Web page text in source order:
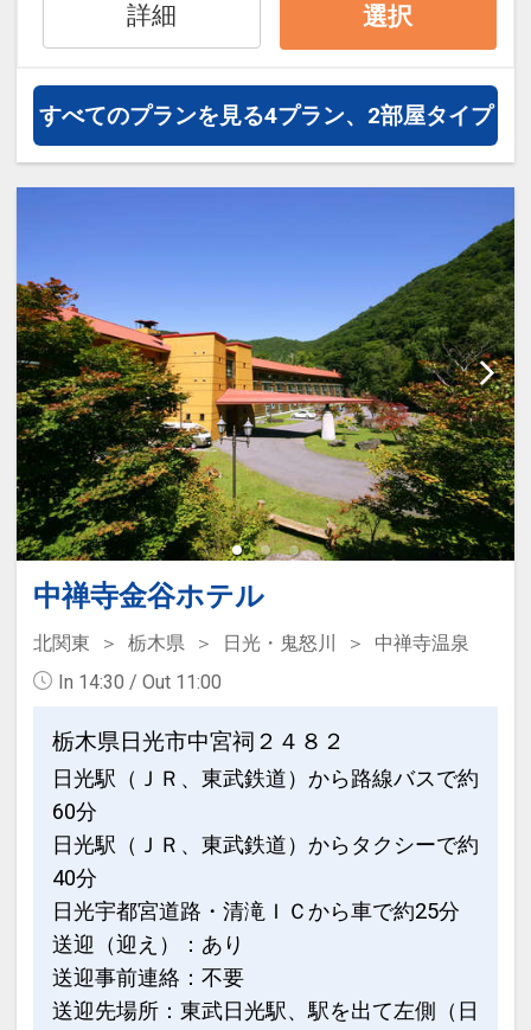
詳細 選択
すべてのプランを見る4プラン、2部屋タイプ
中禅寺金谷ホテル
北関東 栃木県 日光・鬼怒川
中禅寺温泉
In 14:30 / Out 11:00
栃木県日光市中宮祠２４８２
日光駅（ＪＲ、東武鉄道）から路線バスで約
60分
日光駅（ＪＲ、東武鉄道）からタクシーで約
40分
日光宇都宮道路・清滝ＩＣから車で約25分
送迎（迎え）：あり
送迎事前連絡：不要
送迎先場所：東武日光駅、駅を出て左側（日